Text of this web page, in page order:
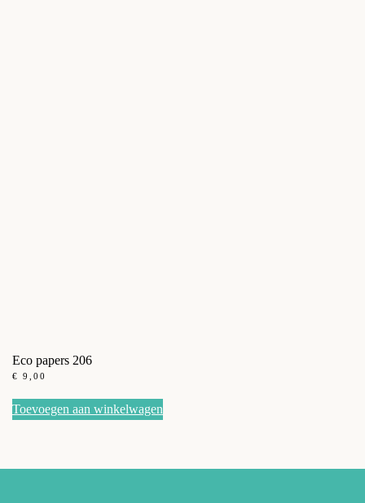
Eco papers 206
€ 9,00
Toevoegen aan winkelwagen